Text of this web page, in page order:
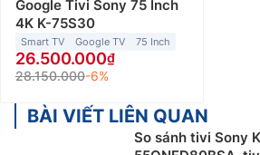
Google Tivi Sony 75 Inch
4K K-75S30
Smart TV Google TV 75 Inch
26.500.000
28.150.000-6%
BÀI VIẾT LIÊN QUAN
So sánh tivi Sony